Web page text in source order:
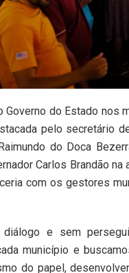
Governo do Estado nos
pelo secretário
do Doca
Carlos Brandão
com os gestores
diálogo e sem
município e
do papel,